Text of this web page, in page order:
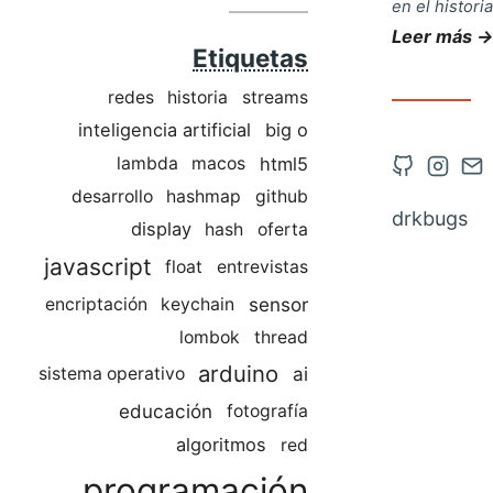
Etiquetas
redes historia streams
inteligencia artificial big o
lambda macos html5
desarrollo hashmap github
display hash oferta
javascript float
entrevistas
encriptación
keychain sensor
lombok
thread
sistema operativo
arduino
ai
educación
fotografía
algoritmos red
en el
Leer más →
Abrir
de
Abrir
de
drkbugs